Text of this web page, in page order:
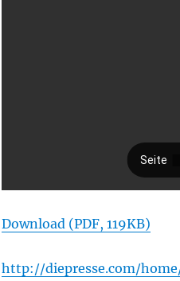
Download (PDF, 119KB)
http://diepresse.com/